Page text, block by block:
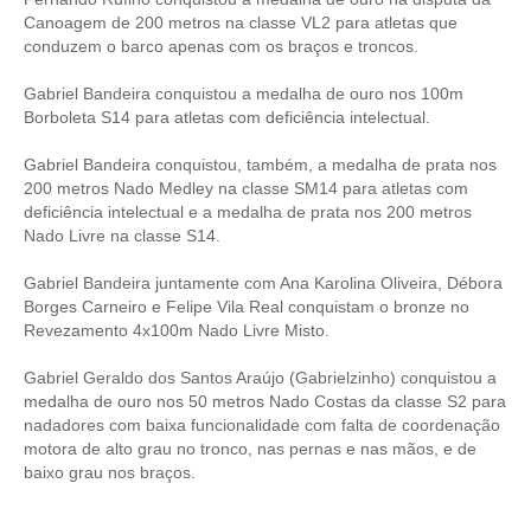
Canoagem de 200 metros na classe VL2 para atletas que
conduzem o barco apenas com os braços e troncos.
Gabriel Bandeira conquistou a medalha de ouro nos 100m
Borboleta S14 para atletas com deficiência intelectual.
Gabriel Bandeira conquistou, também, a medalha de prata nos
200 metros Nado Medley na classe SM14 para atletas com
deficiência intelectual e a medalha de prata nos 200 metros
Nado Livre na classe S14.
Gabriel Bandeira juntamente com Ana Karolina Oliveira, Débora
Borges Carneiro e Felipe Vila Real conquistam o bronze no
Revezamento 4x100m Nado Livre Misto.
Gabriel Geraldo dos Santos Araújo (Gabrielzinho) conquistou a
medalha de ouro nos 50 metros Nado Costas da classe S2 para
nadadores com baixa funcionalidade com falta de coordenação
motora de alto grau no tronco, nas pernas e nas mãos, e de
baixo grau nos braços.